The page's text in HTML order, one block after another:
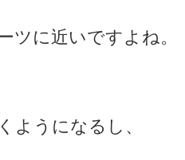
ツに近いですよね。
ようになるし、